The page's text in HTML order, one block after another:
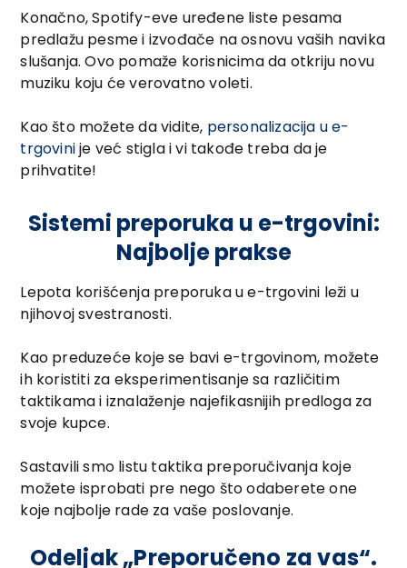
Konačno, Spotify-eve uređene liste pesama
predlažu pesme i izvođače na osnovu vaših navika
slušanja. Ovo pomaže korisnicima da otkriju novu
muziku koju će verovatno voleti.
Kao što možete da vidite, personalizacija u e-
trgovinije već stigla i vi takođe treba da je
prihvatite!
Sistemi preporuka u e-trgovini:
Najbolje prakse
Lepota korišćenja preporuka u e-trgovini leži u
njihovoj svestranosti.
Kao preduzeće koje se bavi e-trgovinom, možete
ih koristiti za eksperimentisanje sa različitim
taktikama i iznalaženje najefikasnijih predloga za
svoje kupce.
Sastavili smo listu taktika preporučivanja koje
možete isprobati pre nego što odaberete one
koje najbolje rade za vaše poslovanje.
Odeljak „Preporučeno za vas“.